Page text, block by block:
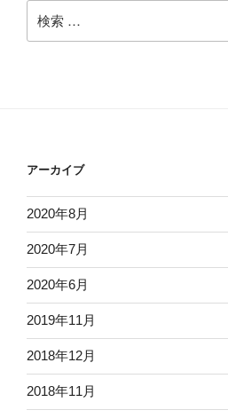
索:
アーカイブ
2020年8月
2020年7月
2020年6月
2019年11月
2018年12月
2018年11月